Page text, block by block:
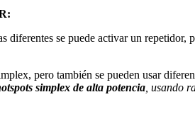
diferentes se puede activar un
pero también se pueden usar
simplex de alta potencia , usando